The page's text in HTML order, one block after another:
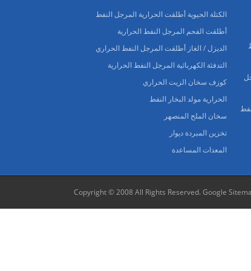
الكتلة الحيوية أطلقت الحرارية المرجل النفط
أطلقت الفحم المرجل النفط الحرارية
الديزل / الغاز أطلقت المرجل النفط الحراري
التدفئة الكهربائية المرجل النفط الحرارية
كوزف سخان الزيت الحراري
الحرارية مولد البخار النفط
سخان الملح المنصهر
تخزين المبردة ديوار
المعدات المساعدة
Copyright © 2008 All Rights Reserved. Google